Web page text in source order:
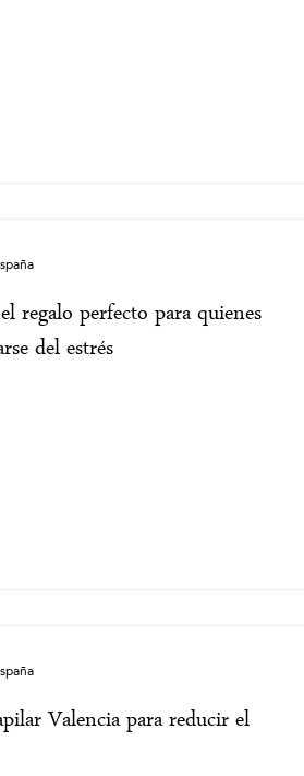
regalo perfecto para quienes
del estrés
Valencia para reducir el